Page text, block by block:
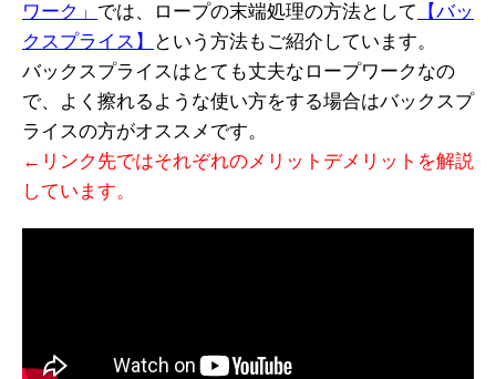
ワーク」 では、ロープの末端処理の方法として
【バッ
クスプライス】
という方法もご紹介しています。
バックスプライスはとても丈夫なロープワークなの
で、よく擦れるような使い方をする場合はバックスプ
ライスの方がオススメです。
←リンク先ではそれぞれのメリットデメリットを解説
しています。